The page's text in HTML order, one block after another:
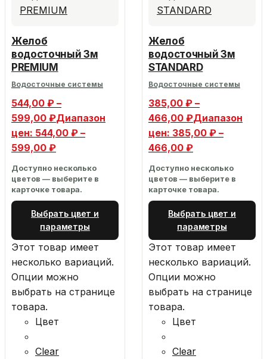
Желоб
водосточный 3м
PREMIUM
Водосточные системы
544,00 ₽ –
599,00 ₽Диапазон
цен: 544,00 ₽ –
599,00 ₽
Доступно несколько
цветов — выберите в
карточке товара.
Выбрать цвет и
параметры
Этот товар имеет
несколько вариаций.
Опции можно
выбрать на странице
товара.
Цвет
Clear
Желоб
водосточный 3м
STANDARD
Водосточные системы
385,00 ₽ –
466,00 ₽Диапазон
цен: 385,00 ₽ –
466,00 ₽
Доступно несколько
цветов — выберите в
карточке товара.
Выбрать цвет и
параметры
Этот товар имеет
несколько вариаций.
Опции можно
выбрать на странице
товара.
Цвет
Clear